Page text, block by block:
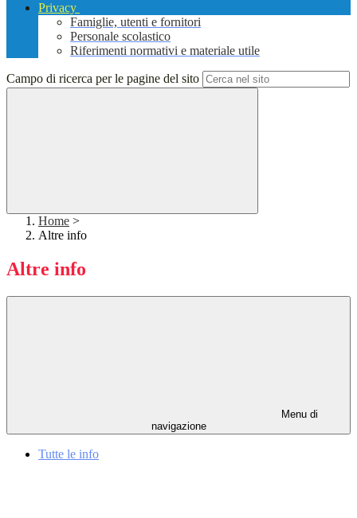
Privacy
Famiglie, utenti e fornitori
Personale scolastico
Riferimenti normativi e materiale utile
Campo di ricerca per le pagine del sito
Home >
Altre info
Altre info
Menu di
navigazione
Tutte le info